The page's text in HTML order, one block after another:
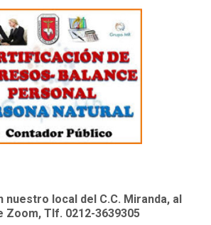
nuestro local del C.C. Miranda, al
Zoom, Tlf. 0212-3639305